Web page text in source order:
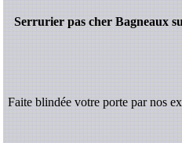
Serrurier pas cher Bagneaux
Faite blindée votre porte par nos